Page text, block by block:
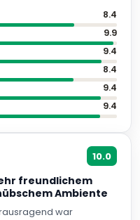
8.4
9.9
9.4
8.4
9.4
9.4
10.0
freundlichem
Ambiente
war